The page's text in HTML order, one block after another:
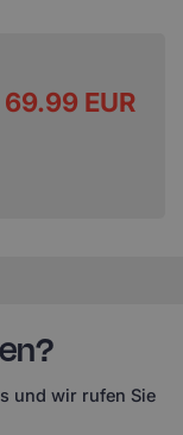
69.99 EUR
und wir rufen Sie